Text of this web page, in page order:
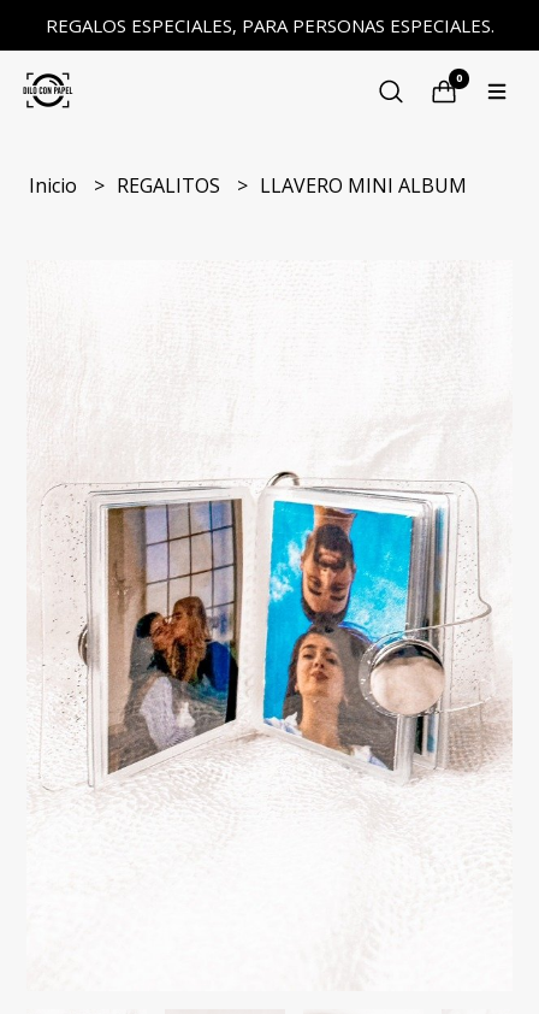
REGALOS ESPECIALES, PARA PERSONAS ESPECIALES.
0
Inicio REGALITOS LLAVERO MINI ALBUM